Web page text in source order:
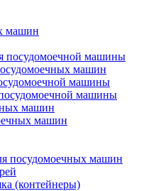
машин
посудомоечной машины
машин
машины
машины
машин
машин
посудомоечных машин
(контейнеры)